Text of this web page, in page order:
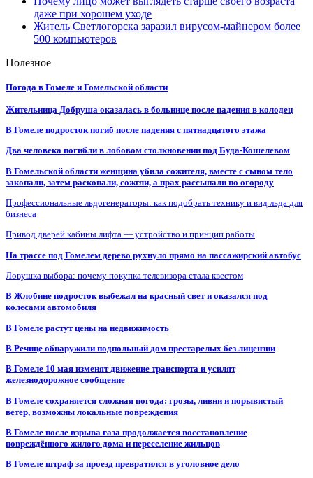
даже при хорошем уходе
Житель Светлогорска заразил вирусом-майнером более
500 компьютеров
Полезное
Погода в Гомеле и Гомельской области
Жительница Добруша оказалась в больнице после падения в колодец
В Гомеле подросток погиб после падения с пятнадцатого этажа
Два человека погибли в лобовом столкновении под Буда-Кошелевом
В Гомельской области женщина убила сожителя, вместе с сыном тело
закопали, затем раскопали, сожгли, а прах рассыпали по огороду
Профессиональные льдогенераторы: как подобрать технику и вид льда для
бизнеса
Привод дверей кабины лифта — устройство и принцип работы
На трассе под Гомелем дерево рухнуло прямо на пассажирский автобус
Ловушка выбора: почему покупка телевизора стала квестом
В Жлобине подросток выбежал на красный свет и оказался под
колесами автомобиля
В Гомеле растут цены на недвижимость
В Речице обнаружили подпольный дом престарелых без лицензии
В Гомеле 10 мая изменят движение транспорта и усилят
железнодорожное сообщение
В Гомеле сохраняется сложная погода: грозы, ливни и порывистый
ветер, возможны локальные повреждения
В Гомеле после взрыва газа продолжается восстановление
повреждённого жилого дома и переселение жильцов
В Гомеле штраф за проезд превратился в уголовное дело